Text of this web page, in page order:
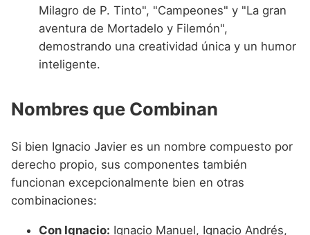
Milagro de P. Tinto", "Campeones" y "La gran
aventura de Mortadelo y Filemón",
demostrando una creatividad única y un humor
inteligente.
Nombres que Combinan
Si bien Ignacio Javier es un nombre compuesto por
derecho propio, sus componentes también
funcionan excepcionalmente bien en otras
combinaciones:
Con Ignacio: Ignacio Manuel, Ignacio Andrés,